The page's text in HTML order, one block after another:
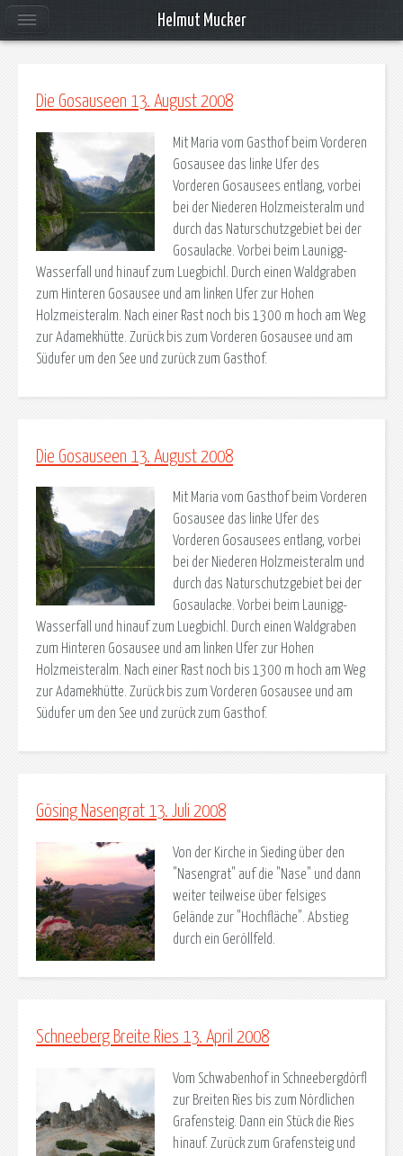
Die Gosauseen 13. August 2008
Mit Maria vom Gasthof beim Vorderen
Gosausee das linke Ufer des
Vorderen Gosausees entlang, vorbei
bei der Niederen Holzmeisteralm und
durch das Naturschutzgebiet bei der
Gosaulacke. Vorbei beim Launigg-
Wasserfall und hinauf zum Luegbichl. Durch einen Waldgraben
zum Hinteren Gosausee und am linken Ufer zur Hohen
Holzmeisteralm. Nach einer Rast noch bis 1300 m hoch am Weg
zur Adamekhütte. Zurück bis zum Vorderen Gosausee und am
Südufer um den See und zurück zum Gasthof.
Die Gosauseen 13. August 2008
Mit Maria vom Gasthof beim Vorderen
Gosausee das linke Ufer des
Vorderen Gosausees entlang, vorbei
bei der Niederen Holzmeisteralm und
durch das Naturschutzgebiet bei der
Gosaulacke. Vorbei beim Launigg-
Wasserfall und hinauf zum Luegbichl. Durch einen Waldgraben
zum Hinteren Gosausee und am linken Ufer zur Hohen
Holzmeisteralm. Nach einer Rast noch bis 1300 m hoch am Weg
zur Adamekhütte. Zurück bis zum Vorderen Gosausee und am
Südufer um den See und zurück zum Gasthof.
Gösing Nasengrat 13. Juli 2008
Von der Kirche in Sieding über den
"Nasengrat" auf die "Nase" und dann
weiter teilweise über felsiges
Gelände zur "Hochfläche". Abstieg
durch ein Geröllfeld.
Schneeberg Breite Ries 13. April 2008
Vom Schwabenhof in Schneebergdörfl
zur Breiten Ries bis zum Nördlichen
Grafensteig. Dann ein Stück die Ries
hinauf. Zurück zum Grafensteig und
Helmut Mucker